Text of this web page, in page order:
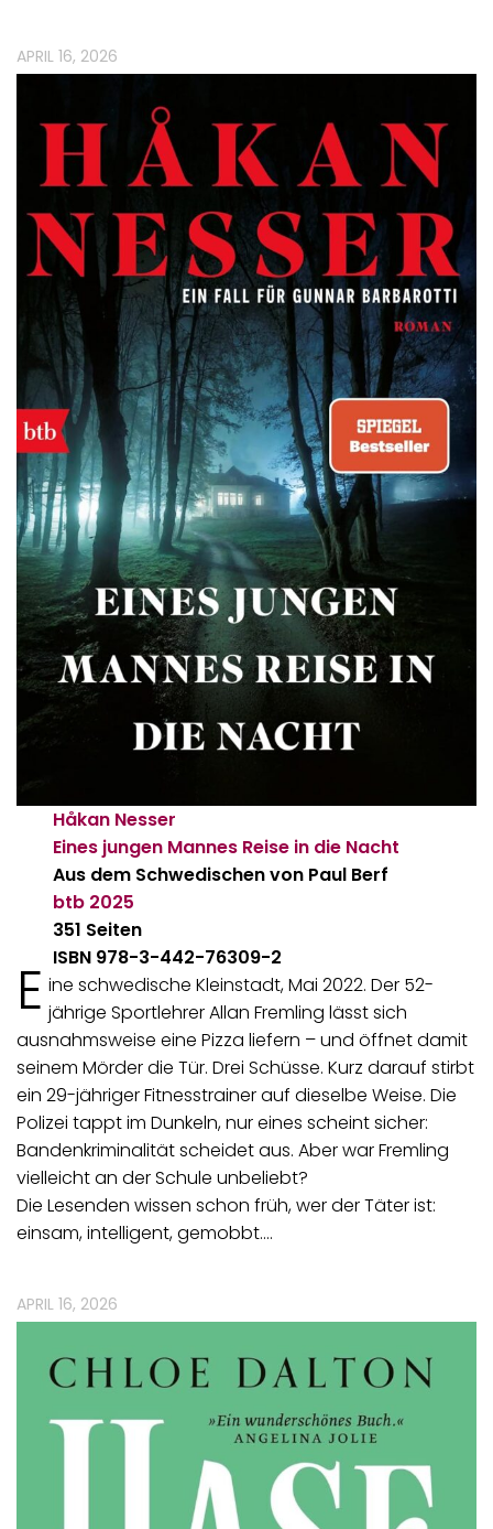
APRIL 16, 2026
Håkan Nesser
Eines jungen Mannes Reise in die Nacht
Aus dem Schwedischen von Paul Berf
btb 2025
351 Seiten
ISBN 978-3-442-76309-2
E ine schwedische Kleinstadt, Mai 2022. Der 52-
jährige Sportlehrer Allan Fremling lässt sich
ausnahmsweise eine Pizza liefern – und öffnet damit
seinem Mörder die Tür. Drei Schüsse. Kurz darauf stirbt
ein 29-jähriger Fitnesstrainer auf dieselbe Weise. Die
Polizei tappt im Dunkeln, nur eines scheint sicher:
Bandenkriminalität scheidet aus. Aber war Fremling
vielleicht an der Schule unbeliebt?
Die Lesenden wissen schon früh, wer der Täter ist:
einsam, intelligent, gemobbt.…
APRIL 16, 2026